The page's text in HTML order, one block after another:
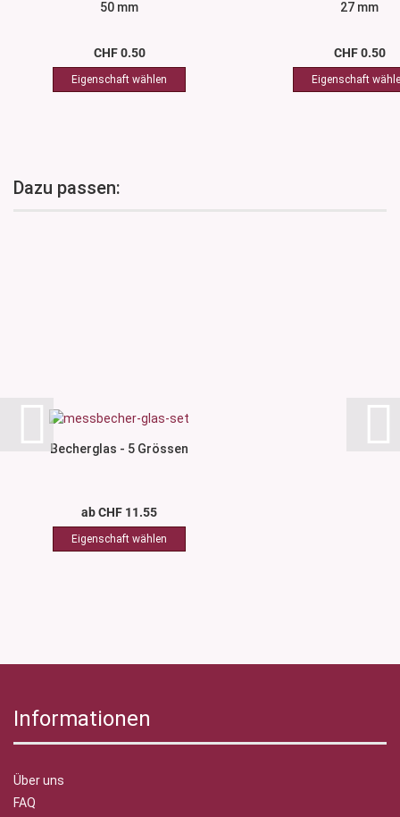
50 mm
CHF 0.50
27 mm
CHF 0.50
Dazu passen:
Becherglas - 5 Grössen
ab CHF 11.55
Informationen
Über uns
FAQ